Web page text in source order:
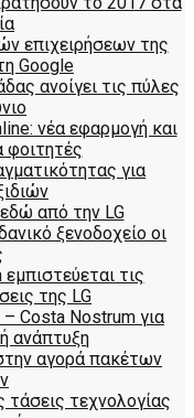
επιχειρήσεων της
Google
ανοίγει τις πύλες
νέα εφαρμογή και
φοιτητές
για
από την LG
ξενοδοχείο οι
τις
της LG
Costa Nostrum για
ανάπτυξη
αγορά πακέτων
τεχνολογίας